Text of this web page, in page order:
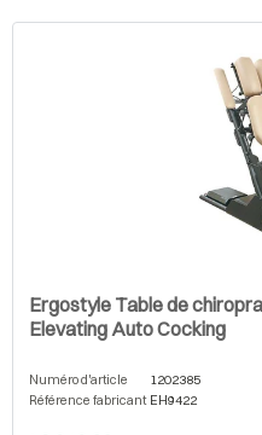
Ergostyle Table de
Elevating Auto Cocking
Numéro d'article
1202385
Référence fabricant EH9422